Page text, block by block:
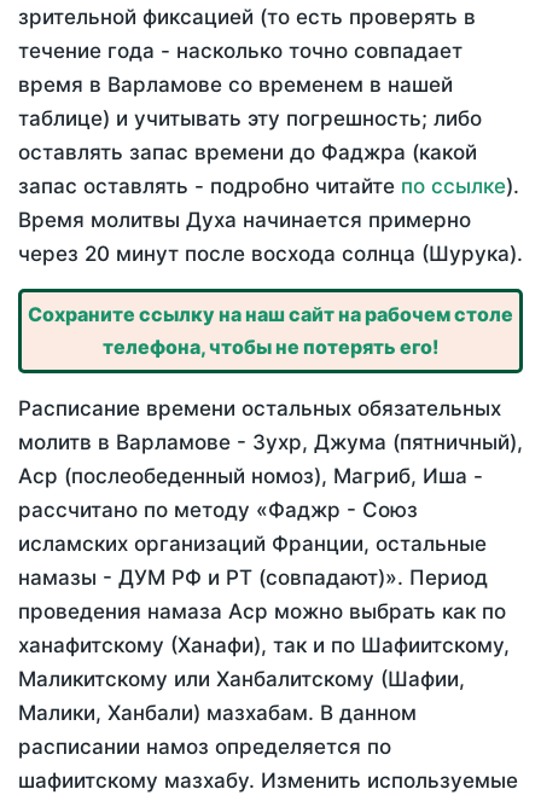
зрительной фиксацией (то есть проверять в
течение года - насколько точно совпадает
время в Варламове со временем в нашей
таблице) и учитывать эту погрешность; либо
оставлять запас времени до Фаджра (какой
запас оставлять - подробно читайте по ссылке).
Время молитвы Духа начинается примерно
через 20 минут после восхода солнца (Шурука).
Сохраните ссылку на наш сайт на рабочем столе
телефона, чтобы не потерять его!
Расписание времени остальных обязательных
молитв в Варламове - Зухр, Джума (пятничный),
Аср (послеобеденный номоз), Магриб, Иша -
рассчитано по методу «Фаджр - Союз
исламских организаций Франции, остальные
намазы - ДУМ РФ и РТ (совпадают)». Период
проведения намаза Аср можно выбрать как по
ханафитскому (Ханафи), так и по Шафиитскому,
Маликитскому или Ханбалитскому (Шафии,
Малики, Ханбали) мазхабам. В данном
расписании намоз определяется по
шафиитскому мазхабу. Изменить используемые